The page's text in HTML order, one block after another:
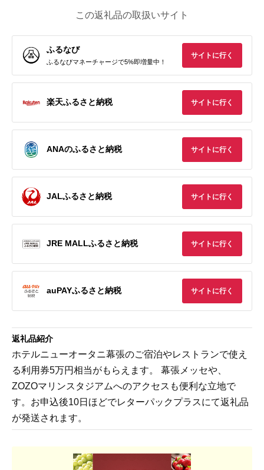
この返礼品の取扱いサイト
ふるなび
ふるなびマネーチャージで5%即増量中！
サイトに行く
楽天ふるさと納税 サイトに行く
ANAのふるさと納税 サイトに行く
JALふるさと納税 サイトに行く
JRE MALLふるさと納税 サイトに行く
auPAYふるさと納税 サイトに行く
返礼品紹介
ホテルニューオータニ幕張のご宿泊やレストランで使え
る利用券5万円相当がもらえます。 幕張メッセや、
ZOZOマリンスタジアムへのアクセスも便利な立地で
す。お申込後10日ほどでレターパックプラスにて返礼品
が発送されます。